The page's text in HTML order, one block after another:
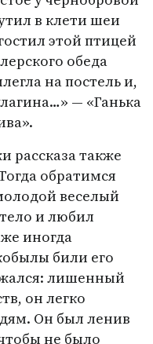
в клети шеи
этой птицей
обеда
на постель и,
— «Ганька
рассказа также
обратимся
веселый
и любил
иногда
били его
лишенный
он легко
Он был ленив
не было